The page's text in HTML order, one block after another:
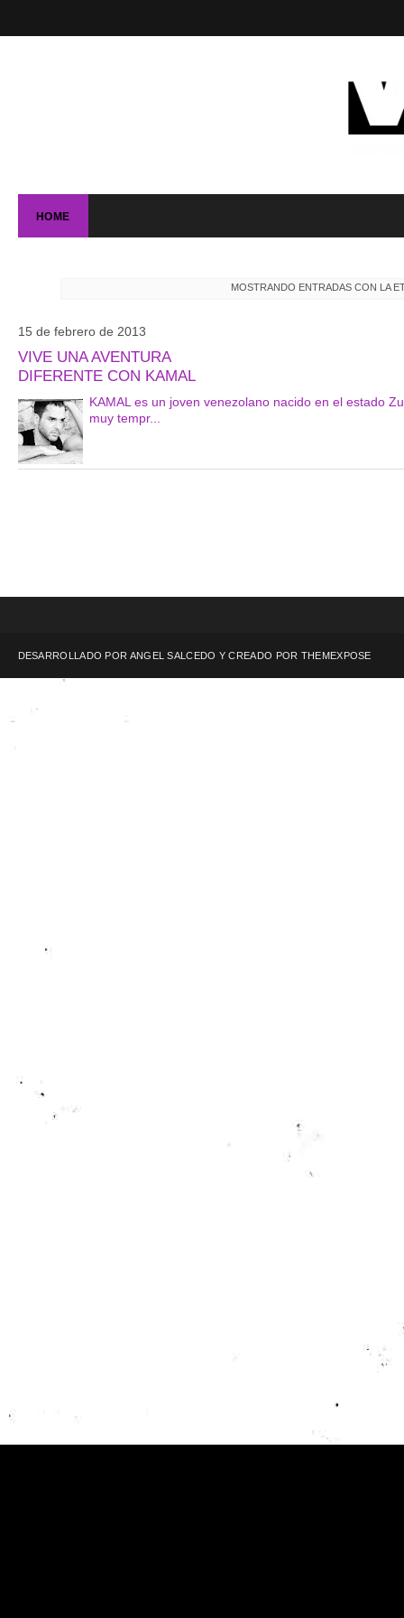
HOME
MOSTRANDO ENTRADAS CON LA
15 de febrero de 2013
VIVE UNA AVENTURA
DIFERENTE CON KAMAL
KAMAL es un joven venezolano nacido en el estado
muy tempr...
DESARROLLADO POR ANGEL SALCEDO Y CREADO POR THEMEXPOSE